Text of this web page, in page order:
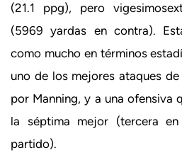
(21.1 ppg), pero
(5969 yardas en contra).
como mucho en términos
uno de los mejores ataques
por Manning, y a una ofensiva
la séptima mejor (tercera
partido).